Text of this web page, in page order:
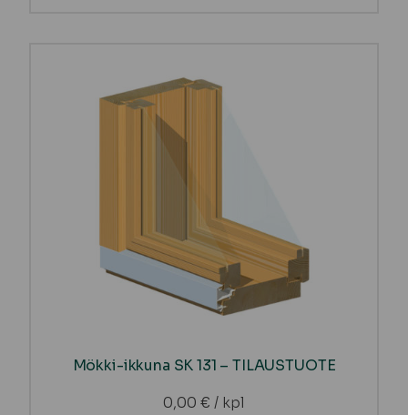
Mökki-ikkuna SK 131 – TILAUSTUOTE
0,00 € / kpl